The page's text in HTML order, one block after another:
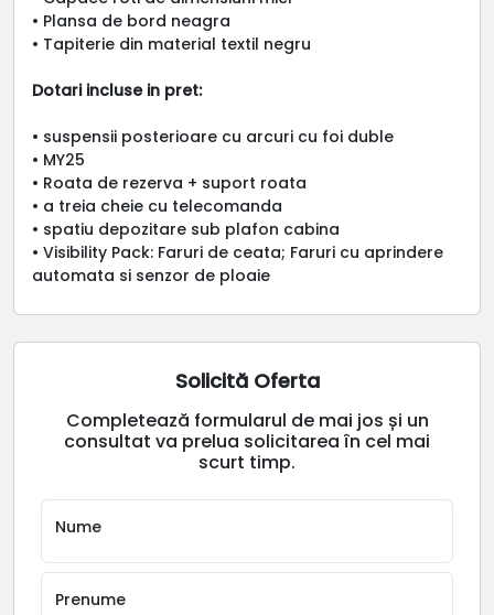
• Plansa de bord neagra
• Tapiterie din material textil negru
Dotari incluse in pret:
• suspensii posterioare cu arcuri cu foi duble
• MY25
• Roata de rezerva + suport roata
• a treia cheie cu telecomanda
• spatiu depozitare sub plafon cabina
• Visibility Pack: Faruri de ceata; Faruri cu aprindere
automata si senzor de ploaie
Solicită Oferta
Completează formularul de mai jos și un
consultat va prelua solicitarea în cel mai
scurt timp.
Nume
Prenume